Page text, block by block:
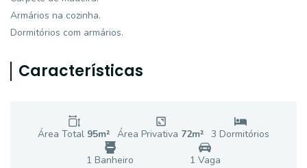
Armários na cozinha.
Dormitórios com armários.
Características
Área Total 95m² Área Privativa 72m² 3 Dormitórios
1 Banheiro 1 Vaga